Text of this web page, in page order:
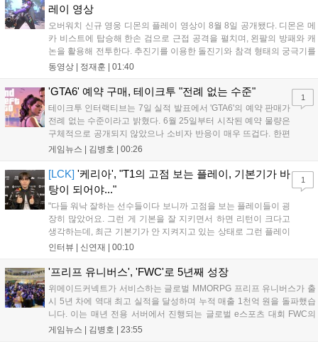
레이 영상
오버워치 신규 영웅 디몬의 플레이 영상이 8월 8일 공개됐다. 디몬은 메
카 비스트에 탑승해 한손 검으로 근접 공격을 펼치며, 왼팔의 방패와 캐
논을 활용해 전투한다. 추진기를 이용한 돌진기와 참격 형태의 궁극기를
보유했고, 메카 파괴 시 맨몸으로 기관총을 사용하는 특징이 있다. 디몬
출시될 예정이다....
동영상 | 정재훈 | 01:40
'GTA6' 예약 구매, 테이크투 "전례 없는 수준"
테이크투 인터랙티브는 7일 실적 발표에서 'GTA6'의 예약 판매가
전례 없는 수준이라고 밝혔다. 6월 25일부터 시작된 예약 물량은
구체적으로 공개되지 않았으나 소비자 반응이 매우 뜨겁다. 한편
11월 19일 PS5와 Xbox 시리즈 X|S로 정식 출시될 예정이며, 록
상 'Grand Theft Auto VI: An Extended Look'을 최초 공개할 계획
이다....
게임뉴스 | 김병호 | 00:26
1
[LCK] '케리아', "T1의 고점 보는 플레이, 기본기가 바
탕이 되어야..."
"다들 워낙 잘하는 선수들이다 보니까 고점을 보는 플레이들이 굉
장히 많았어요. 그런 게 기본을 잘 지키면서 하면 리턴이 크다고
생각하는데, 최근 기본기가 안 지켜지고 있는 상태로 그런 플레이
를 추구하다 보니까 팀적으로 안 좋은 사고가 계속 많이 났던 것
LoL 챔피언스 코리아(LCK)'...
인터뷰 | 신연재 | 00:10
1
'프리프 유니버스', 'FWC'로 5년째 성장
위메이드커넥트가 서비스하는 글로벌 MMORPG 프리프 유니버스가 출
시 5년 차에 역대 최고 실적을 달성하며 누적 매출 1천억 원을 돌파했습
니다. 이는 매년 전용 서버에서 진행되는 글로벌 e스포츠 대회 FWC의
영향이 큽니다. FWC는 이용자가 동일한 조건에서 시즌을 함께 즐기는
게임뉴스 | 김병호 | 23:55